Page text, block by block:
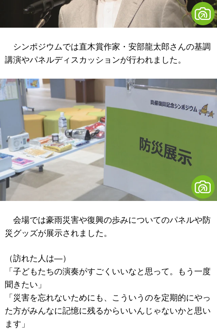
シンポジウムでは直木賞作家・安部龍太郎さんの基調
講演やパネルディスカッションが行われました。
会場では豪雨災害や復興の歩みについてのパネルや防
災グッズが展示されました。
（訪れた人は―）
「子どもたちの演奏がすごくいいなと思って。もう一度
聞きたい」
「災害を忘れないためにも、こういうのを定期的にやっ
た方がみんなに記憶に残るからいいんじゃないかと思い
ます」